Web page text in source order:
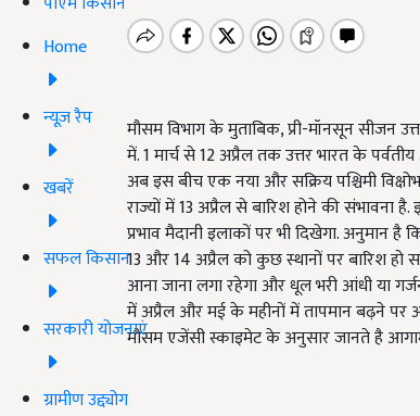
Home
न्यूज़ रैप
खबरें
सफल किसान
सरकारी योजनाएं
ग्रामीण उद्द्योग
मौसम विभाग के मुताबिक, प्री-मॉनसून सीजन
में. 1 मार्च से 12 अप्रैल तक उत्तर भारत के
अब इस बीच एक नया और सक्रिय पश्चिमी
राज्यों में 13 अप्रैल से बारिश होने की संभावना
प्रभाव मैदानी इलाकों पर भी दिखेगा. अनुमान है
13 और 14 अप्रैल को कुछ स्थानों पर बारिश
आना जाना लगा रहेगा और धूल भरी आंधी या
में अप्रैल और मई के महीनों में तापमान बढ़ने
मौसम एजेंसी स्काइमेट के अनुसार जानते है